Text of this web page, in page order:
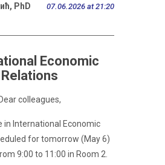
PhD 07.06.2026 at 21:20
Economic
Relations
Dear colleagues,
in International Economic
for tomorrow (May 6)
9:00 to 11:00 in Room 2.